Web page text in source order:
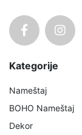
Kategorije
Nameštaj
BOHO Nameštaj
Dekor